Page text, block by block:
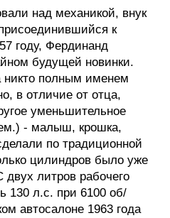
над механикой, внук
к
году, Фердинанд
будущей новинки.
никто полным именем
в отличие от отца,
уменьшительное
- малыш, крошка,
по традиционной
цилиндров было уже
литров рабочего
130 л.с. при 6100 об/
автосалоне 1963 года